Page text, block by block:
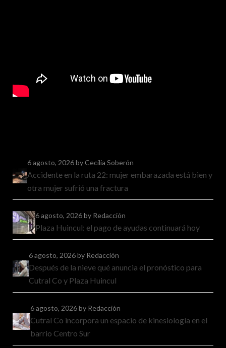
6 agosto, 2026by Cecilia Soberón
Accidente en la ruta 22: mujer embarazada está bien y
otra mujer sufrió una fractura
6 agosto, 2026by Redacción
Plaza Huincul: el pago de ayudas continuará hoy
6 agosto, 2026by Redacción
Después de la nieve qué anuncia el pronóstico para
Cutral Co y Plaza Huincul
6 agosto, 2026by Redacción
Cutral Co incorpora un espacio de kinesiología en el
barrio Centro Sur